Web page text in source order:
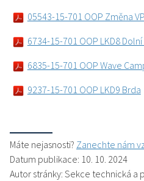
05543-15-701 OOP Změna
6734-15-701 OOP LKD8
6835-15-701 OOP Wave
9237-15-701 OOP LKD9 Brda
Máte nejasnosti? Zanechte nám
Datum publikace: 10. 10. 2024
Autor stránky: Sekce technická a